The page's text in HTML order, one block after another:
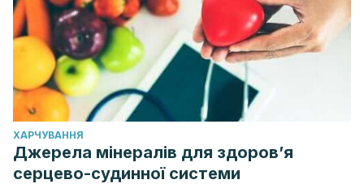
ХАРЧУВАННЯ
Джерела мінералів для здоров’я
серцево-судинної системи